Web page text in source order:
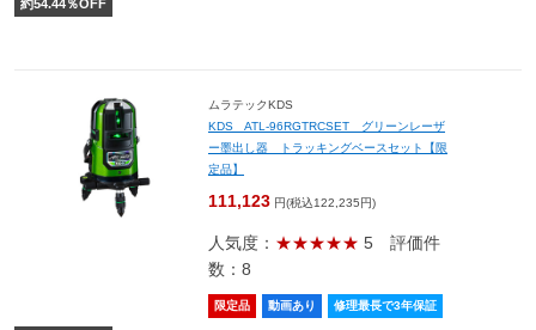
約54.44％OFF
ムラテックKDS
KDS ATL-96RGTRCSET グリーンレーザ
ー墨出し器 トラッキングベースセット【限
定品】
111,123 円(税込122,235円)
人気度： ★★★★★ 5 評価件
数：8
限定品 動画あり 修理最長で3年保証